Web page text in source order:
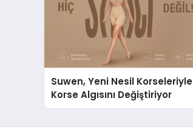
Suwen, Yeni Nesil Korseleriyle
Korse Algısını Değiştiriyor